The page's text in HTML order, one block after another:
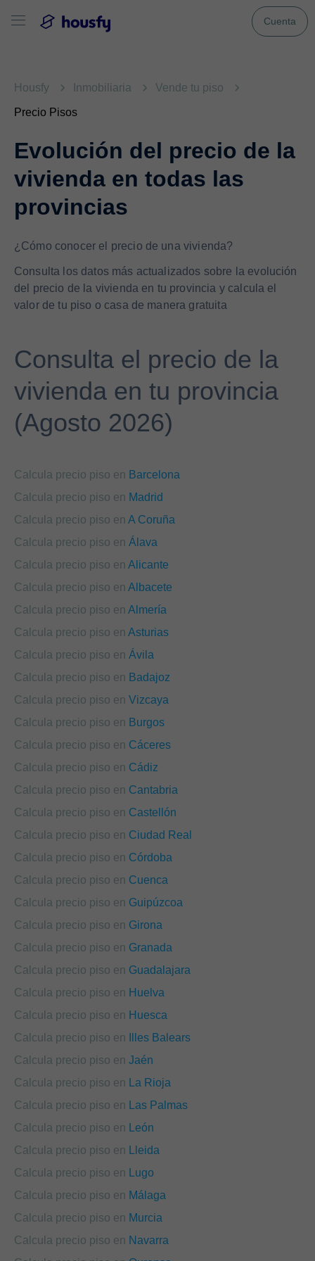
Cuenta
Housfy Inmobiliaria Vende tu piso
Precio Pisos
Evolución del precio de la
vivienda en todas las
provincias
¿Cómo conocer el precio de una vivienda?
Consulta los datos más actualizados sobre la evolución
del precio de la vivienda en tu provincia y calcula el
valor de tu piso o casa de manera gratuita
Consulta el precio de la
vivienda en tu provincia
(Agosto 2026)
Calcula precio piso en Barcelona
Calcula precio piso en Madrid
Calcula precio piso en A Coruña
Calcula precio piso en Álava
Calcula precio piso en Alicante
Calcula precio piso en Albacete
Calcula precio piso en Almería
Calcula precio piso en Asturias
Calcula precio piso en Ávila
Calcula precio piso en Badajoz
Calcula precio piso en Vizcaya
Calcula precio piso en Burgos
Calcula precio piso en Cáceres
Calcula precio piso en Cádiz
Calcula precio piso en Cantabria
Calcula precio piso en Castellón
Calcula precio piso en Ciudad Real
Calcula precio piso en Córdoba
Calcula precio piso en Cuenca
Calcula precio piso en Guipúzcoa
Calcula precio piso en Girona
Calcula precio piso en Granada
Calcula precio piso en Guadalajara
Calcula precio piso en Huelva
Calcula precio piso en Huesca
Calcula precio piso en Illes Balears
Calcula precio piso en Jaén
Calcula precio piso en La Rioja
Calcula precio piso en Las Palmas
Calcula precio piso en León
Calcula precio piso en Lleida
Calcula precio piso en Lugo
Calcula precio piso en Málaga
Calcula precio piso en Murcia
Calcula precio piso en Navarra